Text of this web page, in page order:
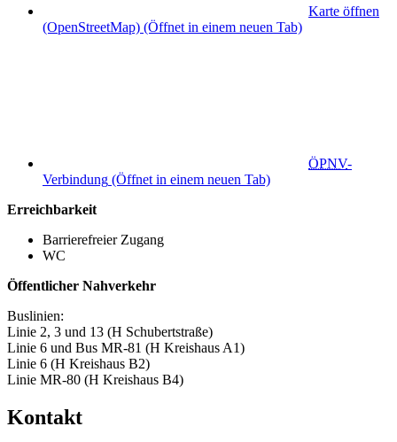
Karte öffnen
(OpenStreetMap) (Öffnet in einem neuen Tab)
ÖPNV-
Verbindung (Öffnet in einem neuen Tab)
Erreichbarkeit
Barrierefreier Zugang
WC
Öffentlicher Nahverkehr
Buslinien:
Linie 2, 3 und 13 (H Schubertstraße)
Linie 6 und Bus MR-81 (H Kreishaus A1)
Linie 6 (H Kreishaus B2)
Linie MR-80 (H Kreishaus B4)
Kontakt